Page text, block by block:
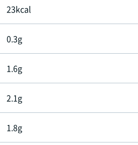
23kcal
0.3g
1.6g
2.1g
1.8g